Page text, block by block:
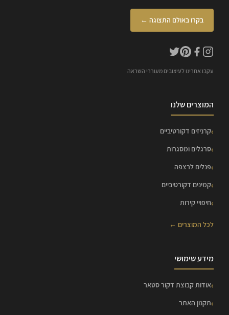
בקרו באולם התצוגה ←
עקבו אחרינו לעיצובים מעוררי השראה
המוצרים שלנו
קרניזים דקורטיביים
סרגלים ומסגרות
פנלים לרצפה
קמינים דקורטיביים
חיפויי קירות
לכל המוצרים ←
מידע שימושי
אודות קבוצת דקור סטאר
תקנון האתר